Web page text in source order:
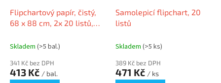
Flipchartový papír, čistý,
68 x 88 cm, 2x 20 listů,
Skladem (>5 bal.)
341 Kč bez DPH
413 Kč / bal.
Samolepicí flipchart, 20
listů
Skladem (>5 ks)
389 Kč bez DPH
471 Kč / ks